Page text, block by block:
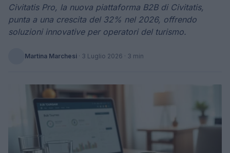
Civitatis Pro, la nuova piattaforma B2B di Civitatis,
punta a una crescita del 32% nel 2026, offrendo
soluzioni innovative per operatori del turismo.
Martina Marchesi · 3 Luglio 2026 · 3 min